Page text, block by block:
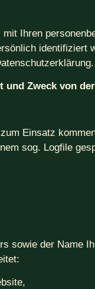
Ihren
identifiziert
Zweck von
Einsatz
sog. Logfile
sowie der Name